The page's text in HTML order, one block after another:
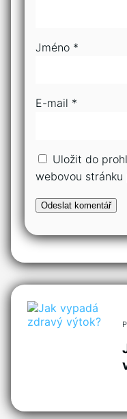
Jméno *
E-mail *
Uložit do
webovou stránku